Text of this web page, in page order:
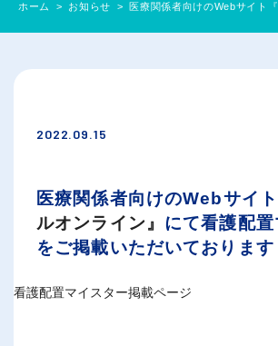
ホーム お知らせ 医療関係者向けのWebサイト
2022.09.15
医療関係者向けのWebサイト
ルオンライン』 にて看護配
をご掲載いただいております
看護配置マイスター掲載ページ